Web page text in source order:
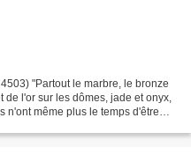
"Partout le marbre, le bronze
de l'or sur les dômes, jade et onyx,
n'ont même plus le temps d'être